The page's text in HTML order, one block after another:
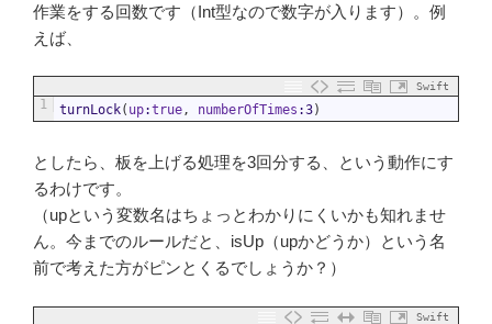
作業をする回数です（Int型なので数字が入ります）。例
えば、
Swift
1 turnLock( up:true, numberOfTimes :3)
としたら、板を上げる処理を3回分する、という動作にす
るわけです。
（upという変数名はちょっとわかりにくいかも知れませ
ん。今までのルールだと、isUp（upかどうか）という名
前で考えた方がピンとくるでしょうか？）
Swift